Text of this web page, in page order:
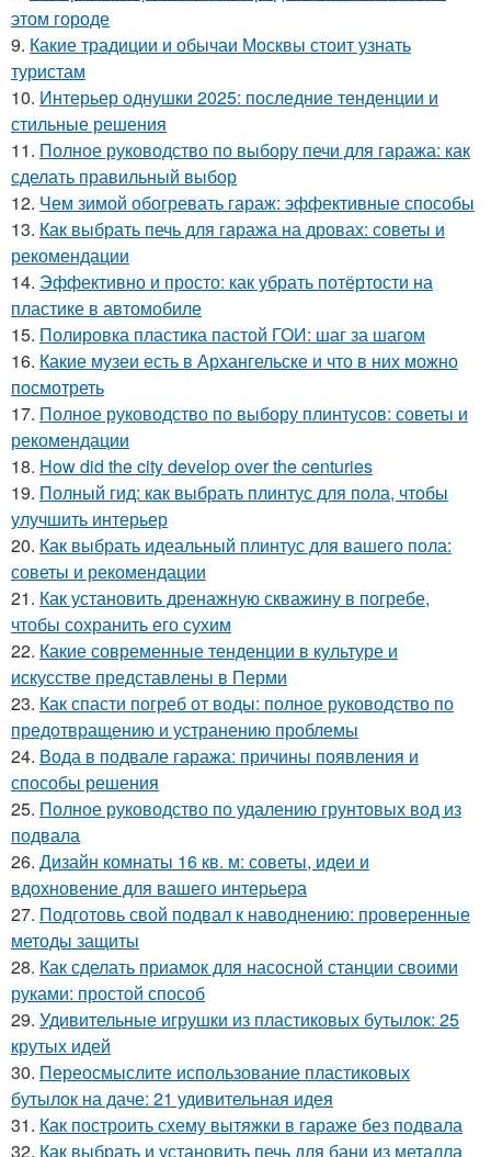
этом городе
9. Какие традиции и обычаи Москвы стоит узнать
туристам
10. Интерьер однушки 2025: последние тенденции и
стильные решения
11. Полное руководство по выбору печи для гаража: как
сделать правильный выбор
12. Чем зимой обогревать гараж: эффективные способы
13. Как выбрать печь для гаража на дровах: советы и
рекомендации
14. Эффективно и просто: как убрать потёртости на
пластике в автомобиле
15. Полировка пластика пастой ГОИ: шаг за шагом
16. Какие музеи есть в Архангельске и что в них можно
посмотреть
17. Полное руководство по выбору плинтусов: советы и
рекомендации
18. How did the city develop over the centuries
19. Полный гид: как выбрать плинтус для пола, чтобы
улучшить интерьер
20. Как выбрать идеальный плинтус для вашего пола:
советы и рекомендации
21. Как установить дренажную скважину в погребе,
чтобы сохранить его сухим
22. Какие современные тенденции в культуре и
искусстве представлены в Перми
23. Как спасти погреб от воды: полное руководство по
предотвращению и устранению проблемы
24. Вода в подвале гаража: причины появления и
способы решения
25. Полное руководство по удалению грунтовых вод из
подвала
26. Дизайн комнаты 16 кв. м: советы, идеи и
вдохновение для вашего интерьера
27. Подготовь свой подвал к наводнению: проверенные
методы защиты
28. Как сделать приамок для насосной станции своими
руками: простой способ
29. Удивительные игрушки из пластиковых бутылок: 25
крутых идей
30. Переосмыслите использование пластиковых
бутылок на даче: 21 удивительная идея
31. Как построить схему вытяжки в гараже без подвала
32. Как выбрать и установить печь для бани из металла